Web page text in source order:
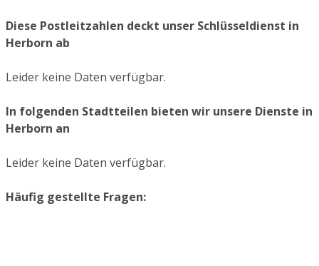
Diese Postleitzahlen deckt unser Schlüsseldienst in
Herborn ab
Leider keine Daten verfügbar.
In folgenden Stadtteilen bieten wir unsere Dienste in
Herborn an
Leider keine Daten verfügbar.
Häufig gestellte Fragen: